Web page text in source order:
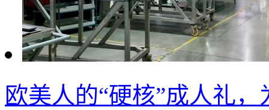
欧美人的“硬核”成人礼